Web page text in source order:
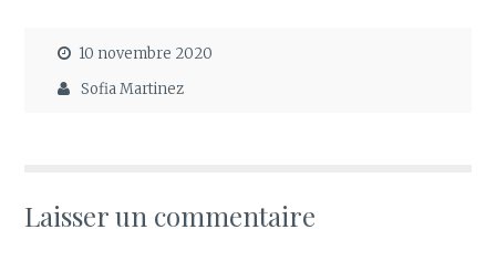
10 novembre 2020
Sofia Martinez
Laisser un commentaire